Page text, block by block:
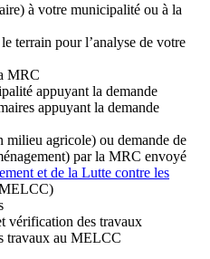
à votre municipalité ou à la
terrain pour l’analyse de votre
MRC
appuyant la demande
appuyant la demande
milieu agricole) ou demande de
par la MRC envoyé
et de la Lutte contre les
vérification des travaux
travaux au MELCC